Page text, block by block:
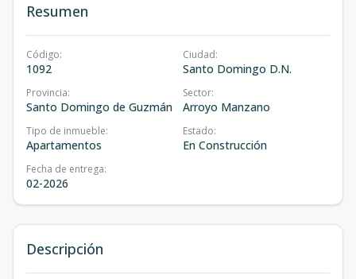
Resumen
Código:
1092
Ciudad:
Santo Domingo D.N.
Provincia:
Santo Domingo de Guzmán
Sector:
Arroyo Manzano
Tipo de inmueble:
Apartamentos
Estado:
En Construcción
Fecha de entrega:
02-2026
Descripción